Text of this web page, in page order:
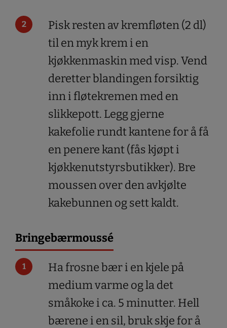
Pisk resten av kremfløten (2 dl)
til en myk krem i en
kjøkkenmaskin med visp. Vend
deretter blandingen forsiktig
inn i fløtekremen med en
slikkepott. Legg gjerne
kakefolie rundt kantene for å få
en penere kant (fås kjøpt i
kjøkkenutstyrsbutikker). Bre
moussen over den avkjølte
kakebunnen og sett kaldt.
Bringebærmoussé
Ha frosne bær i en kjele på
medium varme og la det
småkoke i ca. 5 minutter. Hell
bærene i en sil, bruk skje for å